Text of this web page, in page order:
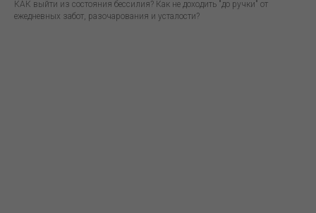
КАК выйти из состояния бессилия? Как не доходить "до ручки" от
ежедневных забот, разочарования и усталости?